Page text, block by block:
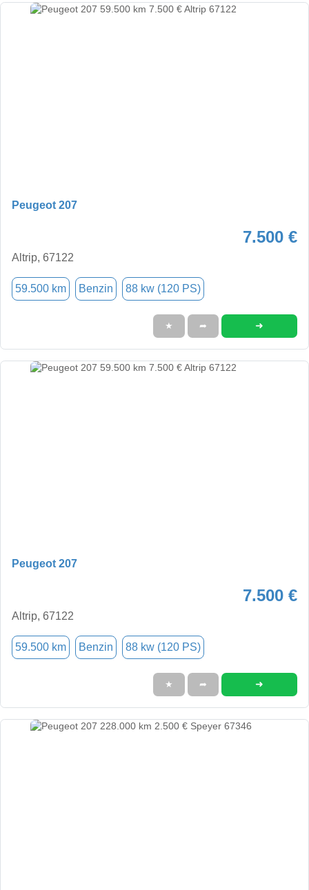
Peugeot 207
7.500 €
Altrip, 67122
59.500 km Benzin 88 kw (120 PS)
★ ➦ ➜
Peugeot 207
7.500 €
Altrip, 67122
59.500 km Benzin 88 kw (120 PS)
★ ➦ ➜